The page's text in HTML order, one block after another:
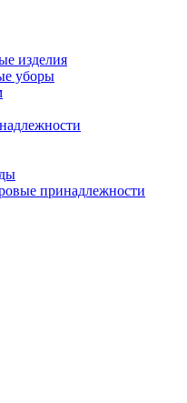
изделия
уборы
принадлежности